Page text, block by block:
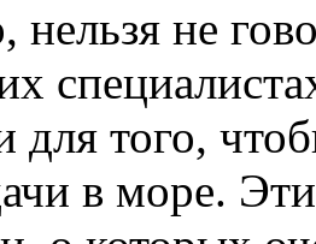
нельзя не
для того,
в море.